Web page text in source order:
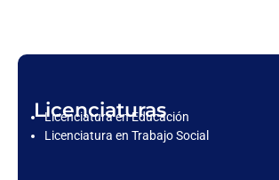
Licenciaturas
Licenciatura en Educación
Licenciatura en Trabajo Social